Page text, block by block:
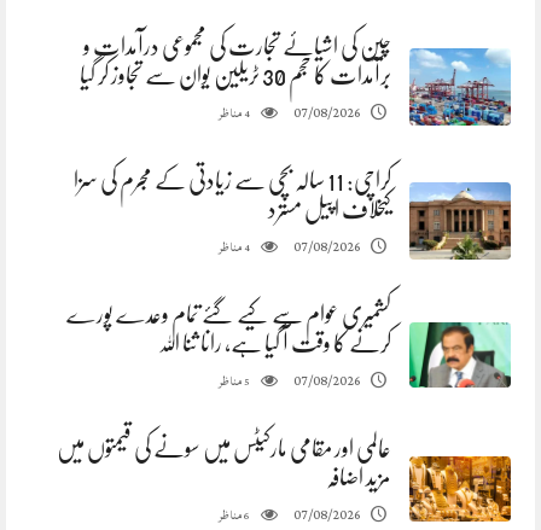
چین کی اشیائے تجارت کی مجموعی درآمدات و
برآمدات کا حجم 30 ٹریلین یوان سے تجاوز کر گیا
07/08/2026
4مناظر
کراچی: 11 سالہ بچی سے زیادتی کے مجرم کی سزا
کیخلاف اپیل مسترد
07/08/2026
4مناظر
کشمیری عوام سے کیے گئے تمام وعدے پورے
کرنے کا وقت آ گیا ہے، رانا ثنا اللہ
07/08/2026
5مناظر
عالمی اور مقامی مارکیٹس میں سونے کی قیمتوں میں
مزید اضافہ
07/08/2026
6مناظر